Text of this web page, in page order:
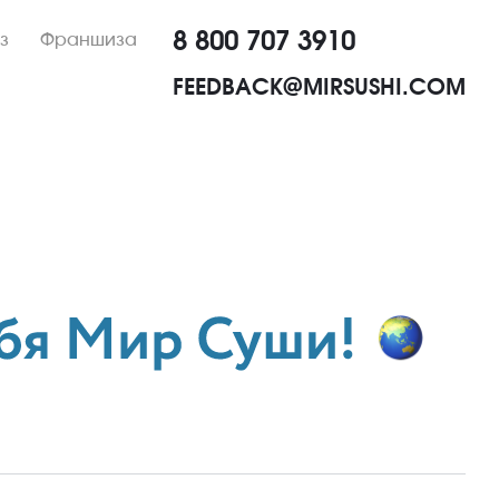
Франшиза 8 800 707 3910
FEEDBACK@MIRSUSHI.COM